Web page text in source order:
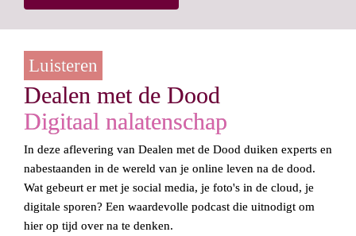
Luisteren
Dealen met de Dood
Digitaal nalatenschap
In deze aflevering van Dealen met de Dood duiken experts en
nabestaanden in de wereld van je online leven na de dood.
Wat gebeurt er met je social media, je foto's in de cloud, je
digitale sporen? Een waardevolle podcast die uitnodigt om
hier op tijd over na te denken.